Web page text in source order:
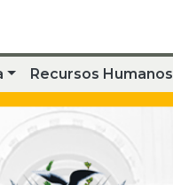
Recursos Humanos